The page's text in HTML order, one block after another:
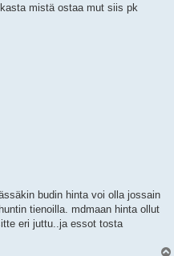
mistä ostaa mut siis pk
budin hinta voi olla jossain
tienoilla. mdmaan hinta ollut
eri juttu..ja essot tosta